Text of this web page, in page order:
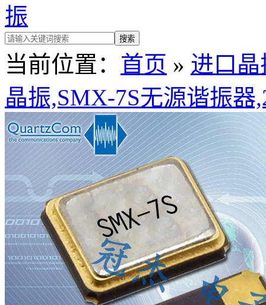
振
当前位置： 首页 » 进口晶
晶振,SMX-7S无源谐振